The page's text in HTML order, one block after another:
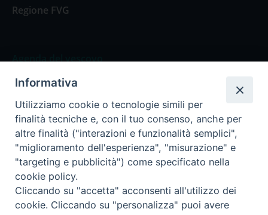
Regione FVG
Agenda del vescovo
Agenda del vescovo
Privacy Policy Trasparenza
Termini e Condizioni
Informativa
Utilizziamo cookie o tecnologie simili per
finalità tecniche e, con il tuo consenso, anche per
altre finalità ("interazioni e funzionalità semplici",
"miglioramento dell'esperienza", "misurazione" e
"targeting e pubblicità") come specificato nella
cookie policy.
Cliccando su "accetta" acconsenti all'utilizzo dei
cookie. Cliccando su "personalizza" puoi avere